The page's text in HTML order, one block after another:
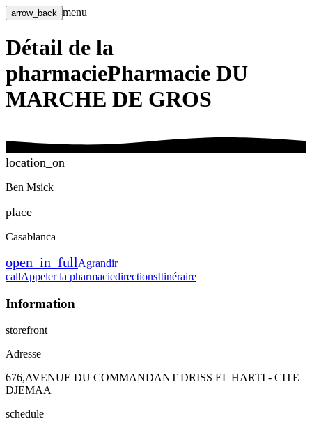
arrow_back menu
Détail de la
pharmaciePharmacie DU
MARCHE DE GROS
location_on
Ben Msick
place
Casablanca
open_in_fullAgrandir
callAppeler la pharmaciedirectionsItinéraire
Information
storefront
Adresse
676,AVENUE DU COMMANDANT DRISS EL HARTI - CITE
DJEMAA
schedule